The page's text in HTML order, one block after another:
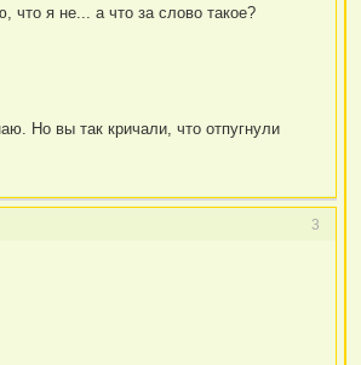
что я не... а что за слово такое?
Но вы так кричали, что отпугнули
3